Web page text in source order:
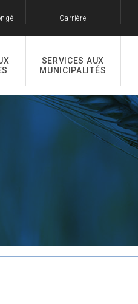
Carrière
SERVICES AUX
MUNICIPALITÉS